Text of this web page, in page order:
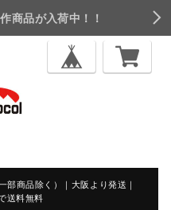
商品が入荷中！！
部商品除く）｜大阪より発送｜
送料無料